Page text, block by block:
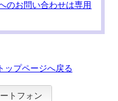
のお問い合わせは専用
トップページへ戻る
トフォン